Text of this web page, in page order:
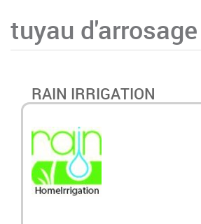
tuyau d'arrosage
RAIN IRRIGATION